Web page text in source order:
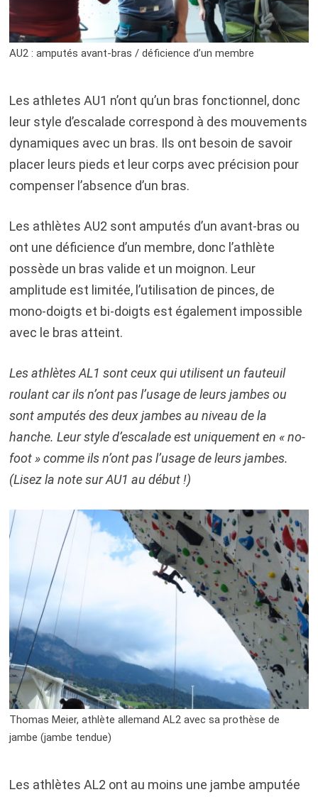
AU2 : amputés avant-bras / déficience d’un membre
Les athletes AU1 n’ont qu’un bras fonctionnel, donc
leur style d’escalade correspond à des mouvements
dynamiques avec un bras. Ils ont besoin de savoir
placer leurs pieds et leur corps avec précision pour
compenser l’absence d’un bras.
Les athlètes AU2 sont amputés d’un avant-bras ou
ont une déficience d’un membre, donc l’athlète
possède un bras valide et un moignon. Leur
amplitude est limitée, l’utilisation de pinces, de
mono-doigts et bi-doigts est également impossible
avec le bras atteint.
Les athlètes AL1 sont ceux qui utilisent un fauteuil
roulant car ils n’ont pas l’usage de leurs jambes ou
sont amputés des deux jambes au niveau de la
hanche. Leur style d’escalade est uniquement en « no-
foot » comme ils n’ont pas l’usage de leurs jambes.
(Lisez la note sur AU1 au début !)
Thomas Meier, athlète allemand AL2 avec sa prothèse de
jambe (jambe tendue)
Les athlètes AL2 ont au moins une jambe amputée